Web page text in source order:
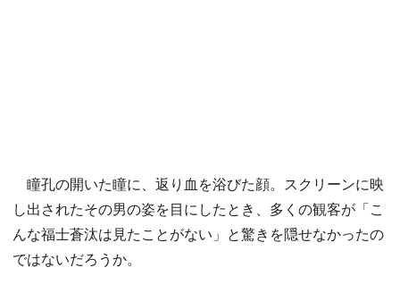
瞳孔の開いた瞳に、返り血を浴びた顔。スクリーンに映
し出されたその男の姿を目にしたとき、多くの観客が「こ
んな福士蒼汰は見たことがない」と驚きを隠せなかったの
ではないだろうか。